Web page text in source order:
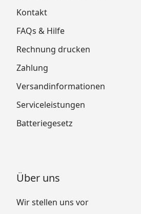
Kontakt
FAQs & Hilfe
Rechnung drucken
Zahlung
Versandinformationen
Serviceleistungen
Batteriegesetz
Über uns
Wir stellen uns vor